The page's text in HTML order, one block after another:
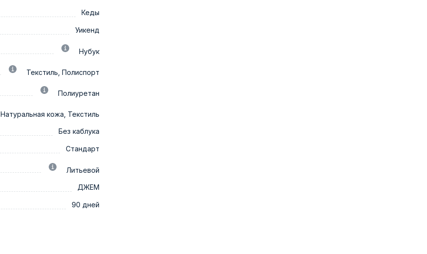
Кеды
Уикенд
Нубук
Текстиль, Полиспорт
Полиуретан
Натуральная кожа, Текстиль
Без каблука
Стандарт
Литьевой
ДЖЕМ
90 дней